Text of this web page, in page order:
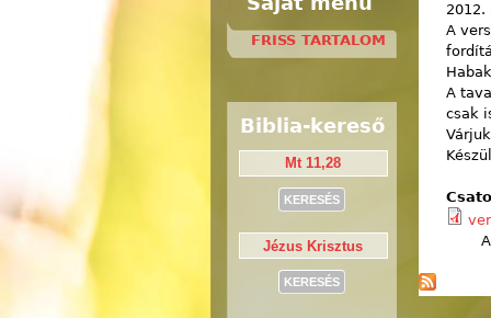
2012.
A
A
csak
FRISS TARTALOM
Biblia-kereső